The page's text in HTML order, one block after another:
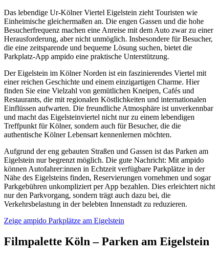
Das lebendige Ur-Kölner Viertel Eigelstein zieht Touristen wie
Einheimische gleichermaßen an. Die engen Gassen und die hohe
Besucherfrequenz machen eine Anreise mit dem Auto zwar zu einer
Herausforderung, aber nicht unmöglich. Insbesondere für Besucher,
die eine zeitsparende und bequeme Lösung suchen, bietet die
Parkplatz-App ampido eine praktische Unterstützung.
Der Eigelstein im Kölner Norden ist ein faszinierendes Viertel mit
einer reichen Geschichte und einem einzigartigen Charme. Hier
finden Sie eine Vielzahl von gemütlichen Kneipen, Cafés und
Restaurants, die mit regionalen Köstlichkeiten und internationalen
Einflüssen aufwarten. Die freundliche Atmosphäre ist unverkennbar
und macht das Eigelsteinviertel nicht nur zu einem lebendigen
Treffpunkt für Kölner, sondern auch für Besucher, die die
authentische Kölner Lebensart kennenlernen möchten.
Aufgrund der eng gebauten Straßen und Gassen ist das Parken am
Eigelstein nur begrenzt möglich. Die gute Nachricht: Mit ampido
können Autofahrer:innen in Echtzeit verfügbare Parkplätze in der
Nähe des Eigelsteins finden, Reservierungen vornehmen und sogar
Parkgebühren unkompliziert per App bezahlen. Dies erleichtert nicht
nur den Parkvorgang, sondern trägt auch dazu bei, die
Verkehrsbelastung in der belebten Innenstadt zu reduzieren.
Zeige ampido Parkplätze am Eigelstein
Filmpalette Köln – Parken am Eigelstein